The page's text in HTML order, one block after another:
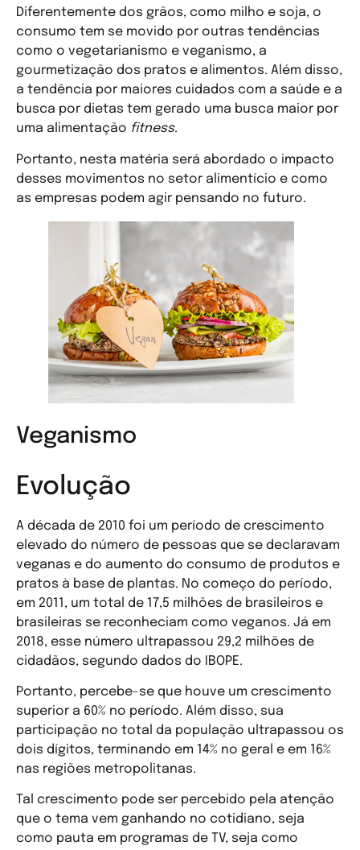
Diferentemente dos grãos, como milho e soja, o
consumo tem se movido por outras tendências
como o vegetarianismo e veganismo, a
gourmetização dos pratos e alimentos. Além disso,
a tendência por maiores cuidados com a saúde e a
busca por dietas tem gerado uma busca maior por
uma alimentação fitness.
Portanto, nesta matéria será abordado o impacto
desses movimentos no setor alimentício e como
as empresas podem agir pensando no futuro.
Veganismo
Evolução
A década de 2010 foi um período de crescimento
elevado do número de pessoas que se declaravam
veganas e do aumento do consumo de produtos e
pratos à base de plantas. No começo do período,
em 2011, um total de 17,5 milhões de brasileiros e
brasileiras se reconheciam como veganos. Já em
2018, esse número ultrapassou 29,2 milhões de
cidadãos, segundo dados do IBOPE.
Portanto, percebe-se que houve um crescimento
superior a 60% no período. Além disso, sua
participação no total da população ultrapassou os
dois dígitos, terminando em 14% no geral e em 16%
nas regiões metropolitanas.
Tal crescimento pode ser percebido pela atenção
que o tema vem ganhando no cotidiano, seja
como pauta em programas de TV, seja como